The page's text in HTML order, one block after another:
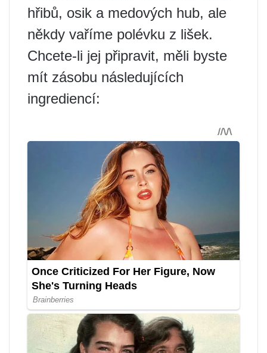
hřibů, osik a medových hub, ale
někdy vaříme polévku z lišek.
Chcete-li jej připravit, měli byste
mít zásobu následujících
ingrediencí: